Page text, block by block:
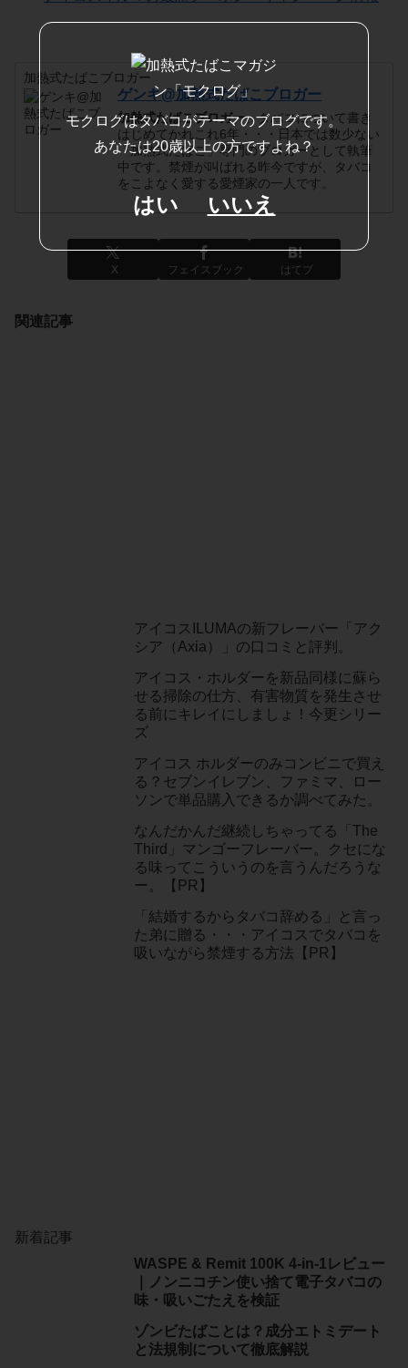
加熱式たばこブロガー
ゲンキ@加熱式たばこブロガー
加熱式たばこブロガー。タバコについて書き
はじめてかれこれ6年・・・日本では数少ない
「加熱式たばこ」専門のブロガーとして執筆
中です。禁煙が叫ばれる昨今ですが、タバコ
をこよなく愛する愛煙家の一人です。
X フェイスブック はてブ
関連記事
アイコスILUMAの新フレーバー「アク
シア（Axia）」の口コミと評判。
アイコス・ホルダーを新品同様に蘇ら
せる掃除の仕方、有害物質を発生させ
る前にキレイにしましょ！今更シリー
ズ
アイコス ホルダーのみコンビニで買え
る？セブンイレブン、ファミマ、ロー
ソンで単品購入できるか調べてみた。
なんだかんだ継続しちゃってる「The
Third」マンゴーフレーバー。クセにな
る味ってこういうのを言うんだろうな
ー。【PR】
「結婚するからタバコ辞める」と言っ
た弟に贈る・・・アイコスでタバコを
吸いながら禁煙する方法【PR】
新着記事
WASPE & Remit 100K 4-in-1レビュー
｜ノンニコチン使い捨て電子タバコの
味・吸いごたえを検証
ゾンビたばことは？成分エトミデート
と法規制について徹底解説
モクログはタバコがテーマのブログです。
あなたは20歳以上の方ですよね？
はい いいえ